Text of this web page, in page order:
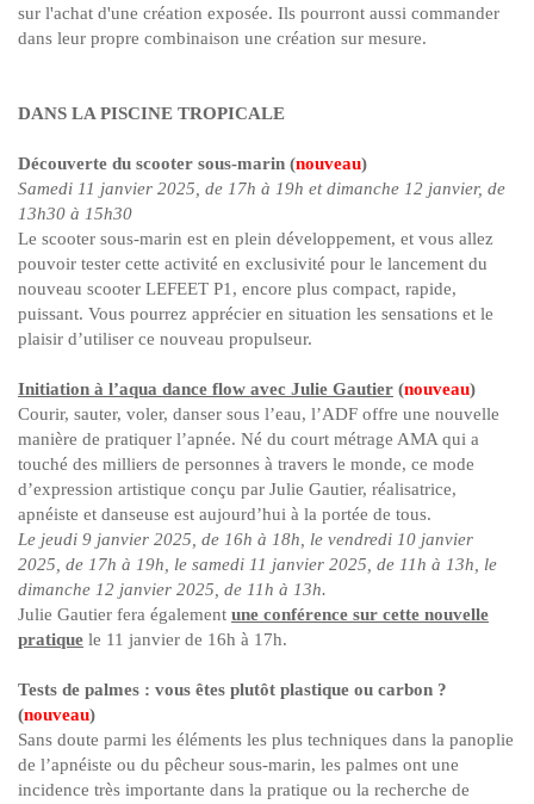
sur l'achat d'une création exposée. Ils pourront aussi commander
dans leur propre combinaison une création sur mesure.
DANS LA PISCINE TROPICALE
Découverte du scooter sous-marin (nouveau)
Samedi 11 janvier 2025, de 17h à 19h et dimanche 12 janvier, de
13h30 à 15h30
Le scooter sous-marin est en plein développement, et vous allez
pouvoir tester cette activité en exclusivité pour le lancement du
nouveau scooter LEFEET P1, encore plus compact, rapide,
puissant. Vous pourrez apprécier en situation les sensations et le
plaisir d’utiliser ce nouveau propulseur.
Initiation à l’aqua dance flow avec Julie Gautier (nouveau)
Courir, sauter, voler, danser sous l’eau, l’ADF offre une nouvelle
manière de pratiquer l’apnée. Né du court métrage AMA qui a
touché des milliers de personnes à travers le monde, ce mode
d’expression artistique conçu par Julie Gautier, réalisatrice,
apnéiste et danseuse est aujourd’hui à la portée de tous.
Le jeudi 9 janvier 2025, de 16h à 18h, le vendredi 10 janvier
2025, de 17h à 19h, le samedi 11 janvier 2025, de 11h à 13h, le
dimanche 12 janvier 2025, de 11h à 13h.
Julie Gautier fera également une conférence sur cette nouvelle
pratique le 11 janvier de 16h à 17h.
Tests de palmes : vous êtes plutôt plastique ou carbon ?
(nouveau)
Sans doute parmi les éléments les plus techniques dans la panoplie
de l’apnéiste ou du pêcheur sous-marin, les palmes ont une
incidence très importante dans la pratique ou la recherche de